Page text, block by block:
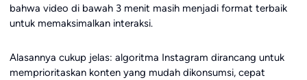
bahwa video di bawah 3 menit masih menjadi format terbaik
untuk memaksimalkan interaksi.
Alasannya cukup jelas: algoritma Instagram dirancang untuk
memprioritaskan konten yang mudah dikonsumsi, cepat